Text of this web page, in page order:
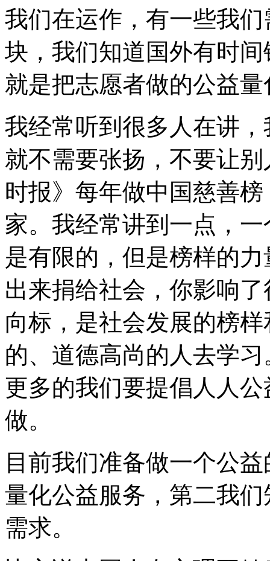
我们在运作，有一些我
块，我们知道国外有时
就是把志愿者做的公益
我经常听到很多人在讲
就不需要张扬，不要让
时报》每年做中国慈善
家。我经常讲到一点，
是有限的，但是榜样的
出来捐给社会，你影响
向标，是社会发展的榜
的、道德高尚的人去学
更多的我们要提倡人人
做。
目前我们准备做一个公
量化公益服务，第二我
需求。